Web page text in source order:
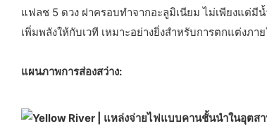
แฟลช 5 ดวง ฝาครอบทำจากอะลูมิเนียม ไม่เพียงแต่มี
เพิ่มพลังให้กับเวที เหมาะอย่างยิ่งสำหรับการตกแต่งภ
แผนภาพการส่องสว่าง: